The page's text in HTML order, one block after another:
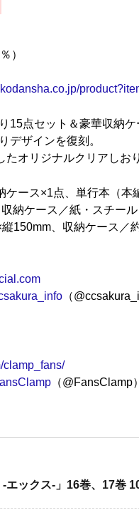
）
15点セット＆豪華収納
デザインを復刻。
たオリジナルクリアしお
ケース×1点、単行本（本
納ケース／紙・スチー
150mm、収納ケース／
（
clamp_fans/
（@FansClamp
ックス-」16巻、17巻